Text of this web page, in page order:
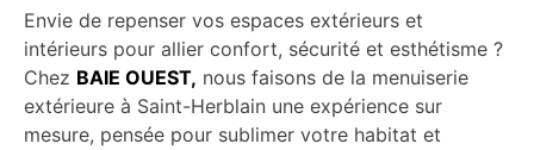
Envie de repenser vos espaces extérieurs et
intérieurs pour allier confort, sécurité et esthétisme ?
Chez BAIE OUEST, nous faisons de la menuiserie
extérieure à Saint-Herblain une expérience sur
mesure, pensée pour sublimer votre habitat et